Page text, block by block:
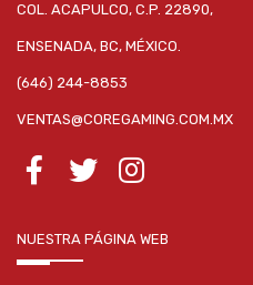
COL. ACAPULCO, C.P. 22890,
ENSENADA, BC, MÉXICO.
(646) 244-8853
VENTAS@COREGAMING.COM.MX
NUESTRA PÁGINA WEB